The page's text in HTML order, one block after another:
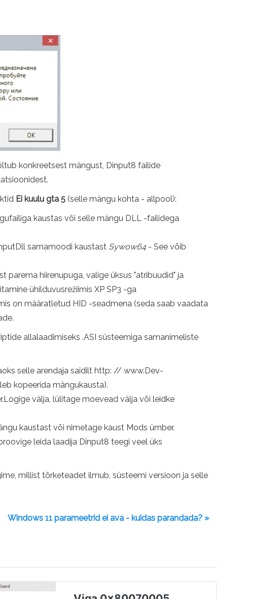
konkreetsest mängust, Dinput8 failide
Ei kuulu gta 5 (selle mängu kohta - allpool):
kaustas või selle mängu DLL -failidega
samamoodi kaustast Sywow64 - See võib
hiirenupuga, valige üksus "atribuudid" ja
ühilduvusrežiimis XP SP3 -ga
on määratletud HID -seadmena (seda saab vaadata
allalaadimiseks .ASI süsteemiga samanimeliste
selle arendaja saidilt http: // www.Dev-
kopeerida mängukausta).
välja, lülitage moevead välja või leidke
kaustast või nimetage kaust Mods ümber.
leida laadija Dinput8 teegi veel üks
millist tõrketeadet ilmub, süsteemi versioon ja selle
Windows 11 parameetrid ei ava - kuidas parandada? »